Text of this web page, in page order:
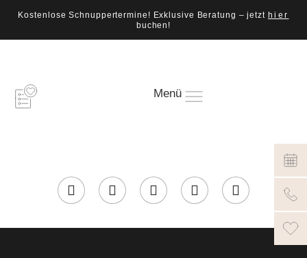
Kostenlose Schnuppertermine! Exklusive Beratung – jetzt hier
buchen!
Menü